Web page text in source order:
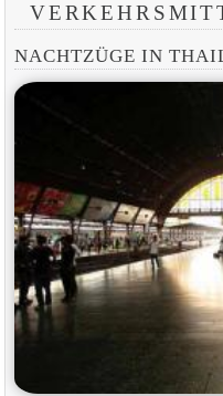
NACHTZÜGE IN